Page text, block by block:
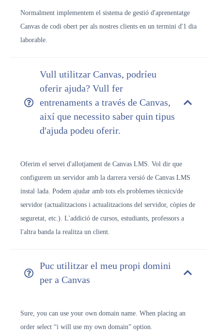
Normalment implementem el sistema de gestió d'aprenentatge
Canvas de codi obert per als nostres clients en un termini d'1 dia
laborable.
Vull utilitzar Canvas, podríeu
oferir ajuda? Vull fer
entrenaments a través de Canvas,
així que necessito saber quin tipus
d'ajuda podeu oferir.
Oferim el servei d'allotjament de Canvas LMS. Vol dir que
configurem un servidor amb la darrera versió de Canvas LMS
instal·lada. Podem ajudar amb tots els problemes tècnics/de
servidor (actualitzacions i actualitzacions del servidor, còpies de
seguretat, etc.). L'addició de cursos, estudiants, professors a
l'altra banda la realitza un client.
Puc utilitzar el meu propi domini
per a Canvas
Sure, you can use your own domain name. When placing an
order select “i will use my own domain” option.